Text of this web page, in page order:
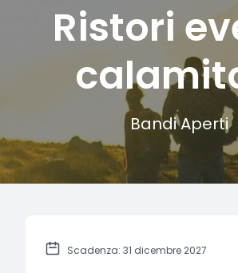
Ristori
Bandi Aperti
Scadenza: 31 dicembre 2027